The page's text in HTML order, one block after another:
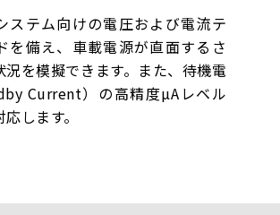
ステム向けの電圧および電流テ
を備え、車載電源が直面するさ
況を模擬できます。また、待機電
Current）の高精度µAレベル
します。